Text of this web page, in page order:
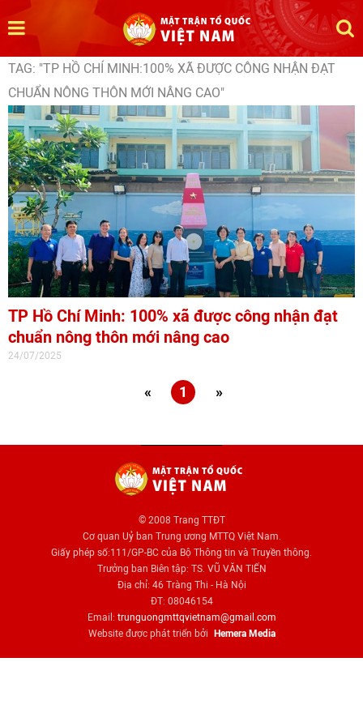
TAG: "TP HỒ CHÍ MINH:100% XÃ ĐƯỢC CÔNG NHẬN ĐẠT
CHUẨN NÔNG THÔN MỚI NÂNG CAO"
TP Hồ Chí Minh: 100% xã được công nhận đạt
chuẩn nông thôn mới nâng cao
24/07/2025
« 1 »
© 2008 Trang TTĐT
Cơ quan Uỷ ban Trung ương MTTQ Việt Nam.
Giấy phép số:111/GP-BC của Bộ Thông tin và Truyền thông.
Trưởng ban Biên tập: TS. VŨ VĂN TIẾN
Địa chỉ: 46 Tràng Thi - Hà Nội
ĐT: 08046154
Email: trunguongmttqvietnam@gmail.com
Website được phát triển bởi
Hemera Media